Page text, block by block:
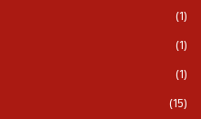
(1)
(1)
(1)
(15)